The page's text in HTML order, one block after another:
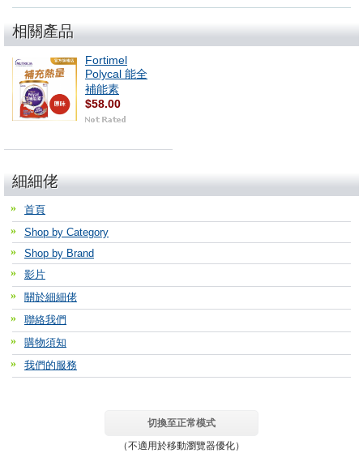
相關產品
Fortimel
Polycal 能全
補能素
$58.00
細細佬
首頁
Shop by Category
Shop by Brand
影片
關於細細佬
聯絡我們
購物須知
我們的服務
切換至正常模式
（不適用於移動瀏覽器優化）